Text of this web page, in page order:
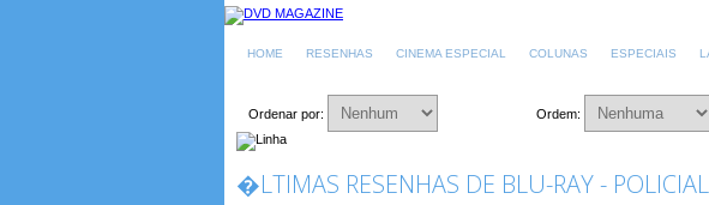
HOME RESENHAS CINEMA ESPECIAL COLUNAS ESPECIAIS
Ordenar por: Ordem:
�LTIMAS RESENHAS DE BLU-RAY -